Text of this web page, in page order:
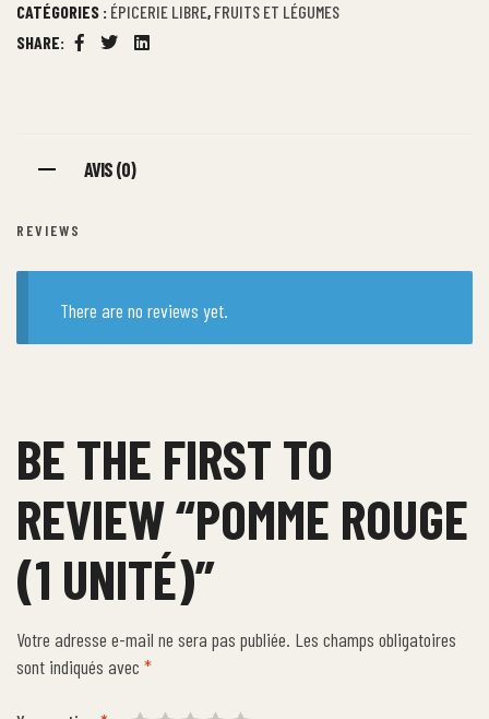
CATÉGORIES : ÉPICERIE LIBRE, FRUITS ET LÉGUMES
SHARE:
Facebook
TwitterLinkedin
AVIS (0)
REVIEWS
There are no reviews yet.
BE THE FIRST TO
REVIEW “POMME ROUGE
(1 UNITÉ)”
Votre adresse e-mail ne sera pas publiée. Les champs obligatoires
sont indiqués avec *